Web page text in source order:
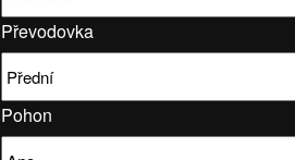
Převodovka
Pohon